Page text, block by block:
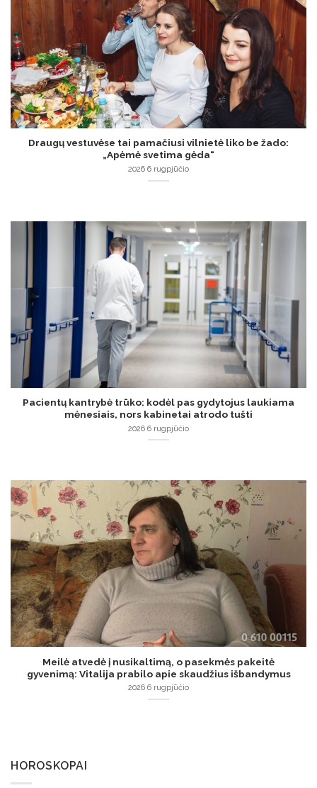
Draugų vestuvėse tai pamačiusi vilnietė liko be žado:
„Apėmė svetima gėda“
2026 6 rugpjūčio
Pacientų kantrybė trūko: kodėl pas gydytojus laukiama
mėnesiais, nors kabinetai atrodo tušti
2026 6 rugpjūčio
Meilė atvedė į nusikaltimą, o pasekmės pakeitė
gyvenimą: Vitalija prabilo apie skaudžius išbandymus
2026 6 rugpjūčio
HOROSKOPAI